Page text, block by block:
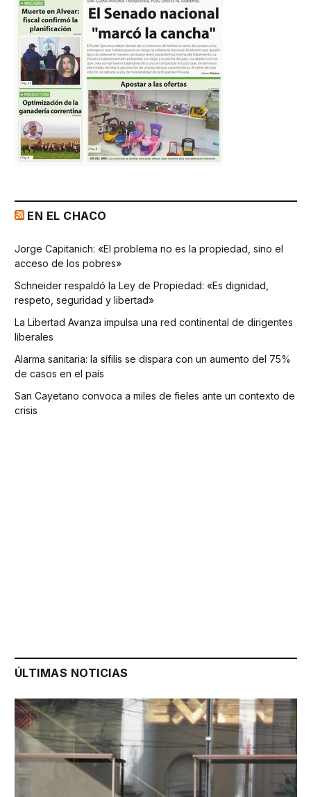
EN EL CHACO
Jorge Capitanich: «El problema no es la propiedad, sino el
acceso de los pobres»
Schneider respaldó la Ley de Propiedad: «Es dignidad,
respeto, seguridad y libertad»
La Libertad Avanza impulsa una red continental de dirigentes
liberales
Alarma sanitaria: la sífilis se dispara con un aumento del 75%
de casos en el país
San Cayetano convoca a miles de fieles ante un contexto de
crisis
ÚLTIMAS NOTICIAS